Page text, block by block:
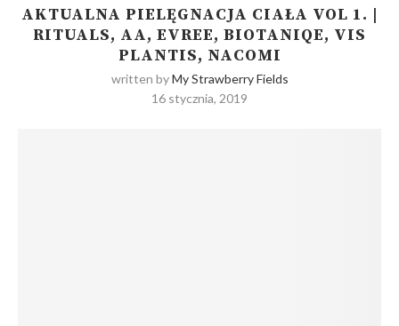
AKTUALNA PIELĘGNACJA CIAŁA VOL 1. |
RITUALS, AA, EVREE, BIOTANIQE, VIS
PLANTIS, NACOMI
written byMy Strawberry Fields
16 stycznia, 2019